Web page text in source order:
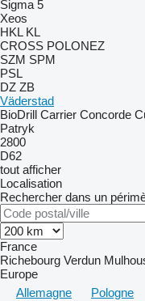
Sigma 5
Xeos
HKL KL
CROSS POLONEZ
SZM SPM
PSL
DZ ZB
Väderstad
BioDrill Carrier Concorde
Patryk
2800
D62
tout afficher
Localisation
Rechercher dans un
France
Richebourg Verdun
Europe
Allemagne
Pologne